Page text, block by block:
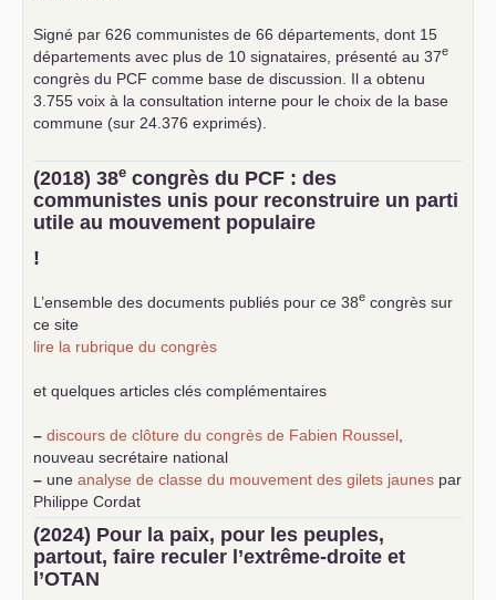
Signé par 626 communistes de 66 départements, dont 15
départements avec plus de 10 signataires, présenté au 37e
congrès du PCF comme base de discussion. Il a obtenu
3.755 voix à la consultation interne pour le choix de la base
commune (sur 24.376 exprimés).
(2018) 38e congrès du PCF : des
communistes unis pour reconstruire un parti
utile au mouvement populaire
!
L’ensemble des documents publiés pour ce 38e congrès sur
ce site
lire la rubrique du congrès
et quelques articles clés complémentaires
– discours de clôture du congrès de Fabien Roussel
nouveau secrétaire national
– une analyse de classe du mouvement des gilets jaunes par
Philippe Cordat
–
un texte de Jean-Claude Delaunay
le marxisme est la
science sociale de notre temps
–un appel proposé aux partis communistes et ouvrier
d’Europe
(2024) Pour la paix, pour les peuples,
partout, faire reculer l’extrême-droite et
l’OTAN